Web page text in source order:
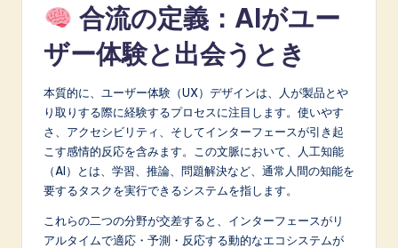
A
&
w
合流の定義：AIがユー
ザー体験と出会うとき
本質的に、ユーザー体験（UX）デザインは、人が製品とや
り取りする際に経験するプロセスに注目します。使いやす
さ、アクセシビリティ、そしてインターフェースが引き起
こす感情的反応を含みます。この文脈において、人工知能
（AI）とは、学習、推論、問題解決など、通常人間の知能を
要するタスクを実行できるシステムを指します。
これらの二つの分野が交差すると、インターフェースがリ
アルタイムで適応・予測・反応する動的なエコシステムが